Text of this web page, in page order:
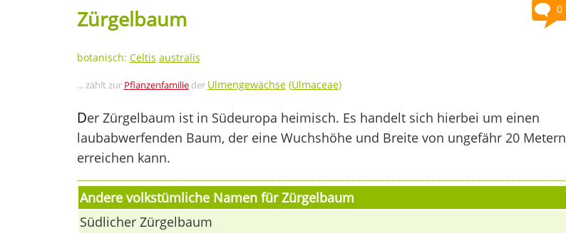
0
Zürgelbaum
botanisch: Celtis australis
... zählt zur Pflanzenfamilieder Ulmengewächse(Ulmaceae)
Der Zürgelbaum ist in Südeuropa heimisch. Es handelt sich hierbei um einen
laubabwerfenden Baum, der eine Wuchshöhe und Breite von ungefähr 20 Metern
erreichen kann.
Andere volkstümliche Namen für Zürgelbaum
Südlicher Zürgelbaum